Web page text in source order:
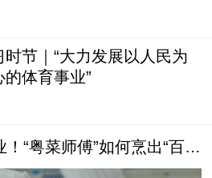
时节｜“大力发展以人民为
的体育事业”
“粤菜师傅”如何烹出“百千